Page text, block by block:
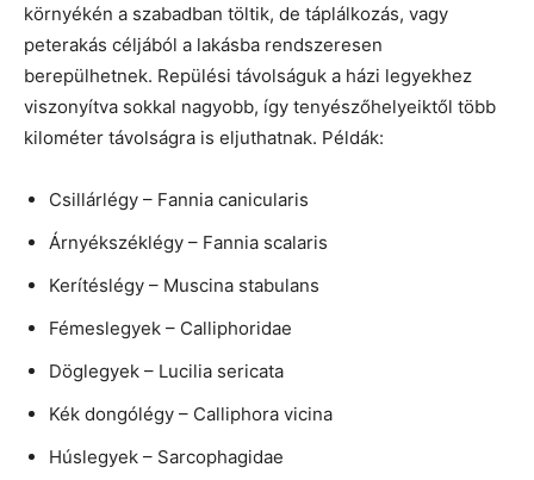
környékén a szabadban töltik, de táplálkozás, vagy
peterakás céljából a lakásba rendszeresen
berepülhetnek. Repülési távolságuk a házi legyekhez
viszonyítva sokkal nagyobb, így tenyészőhelyeiktől több
kilométer távolságra is eljuthatnak. Példák:
Csillárlégy – Fannia canicularis
Árnyékszéklégy – Fannia scalaris
Kerítéslégy – Muscina stabulans
Fémeslegyek – Calliphoridae
Döglegyek – Lucilia sericata
Kék dongólégy – Calliphora vicina
Húslegyek – Sarcophagidae